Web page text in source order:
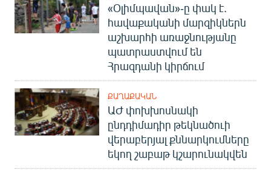
«Օլիմպավան»-ը փակ է.
հավաքականի մարզիկներն
աշխարհի առաջնությանը
պատրաստվում են
Հրազդանի կիրճում
ՔԱՂԱՔԱԿԱՆ
ԱԺ փոխխոսնակի
ընդդիմադիր թեկնածուի
վերաբերյալ քննարկումները
եկող շաբաթ կշարունակվեն